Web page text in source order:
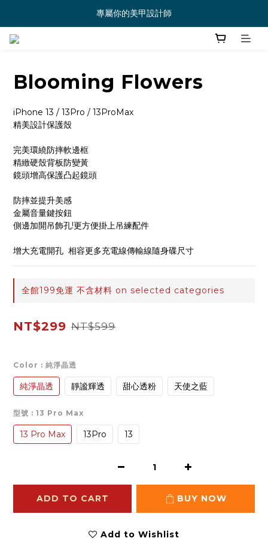
專屬你的美甲設計師
Blooming Flowers
iPhone 13 / 13Pro / 13ProMax
精美設計保護殼
完美環繞防摔軟邊框
精緻硬殼背板防變黃
鏡頭增高保護凸起鏡頭
防摔並提升美感
金屬音量鍵按鈕
側邊加開吊飾孔!更方便掛上吊練配件
增大充電開孔  相容更多充電線傳輸線隨身碟尺寸
全館199免運 不含材料 on selected categories
NT$299 NT$599
Color : 純淨晶透
純淨晶透 靜謐輝透 甜心透粉 天使之藍
型號 : 13 Pro Max
13 Pro Max 13Pro 13
ADD TO CART BUY NOW
Add to Wishlist